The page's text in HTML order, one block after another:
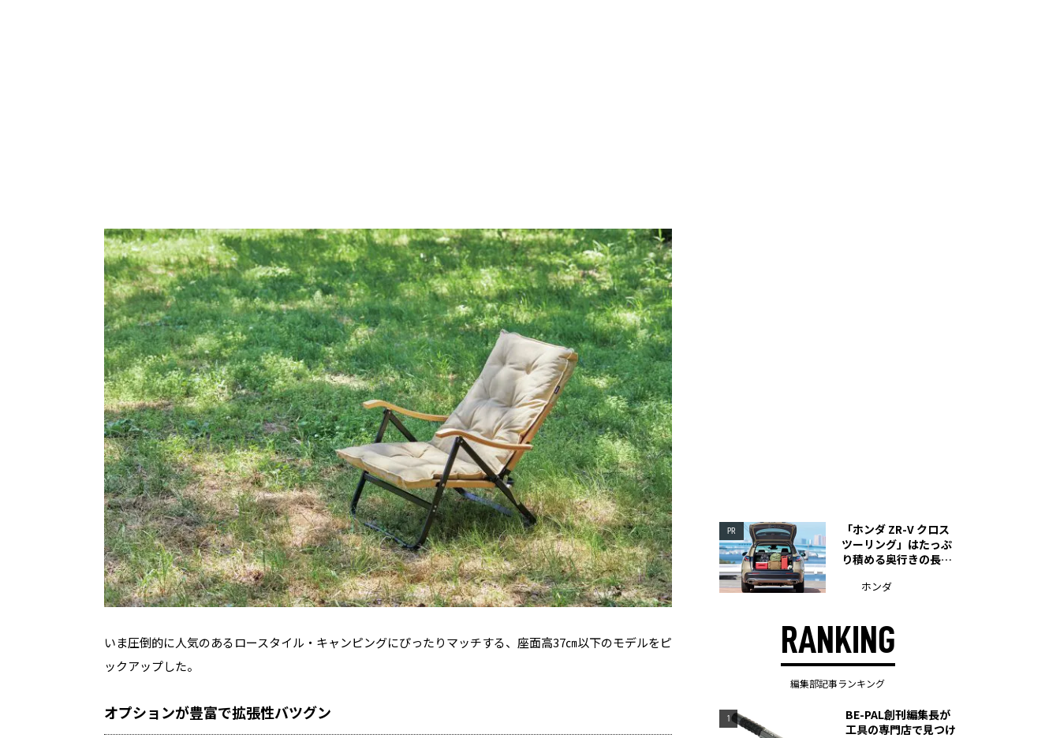
いま圧倒的に人気のあるロースタイル・キャンピングにぴったりマッチする、座面高37㎝以下のモデルをピ
ックアップした。
オプションが豊富で拡張性バツグン
PR
「ホンダ ZR-V クロス
ツーリング」はたっぷ
り積める奥行きの長い
ホンダ
RANKING
編集部記事ランキング
1
BE-PAL創刊編集長が
工具の専門店で見つけ